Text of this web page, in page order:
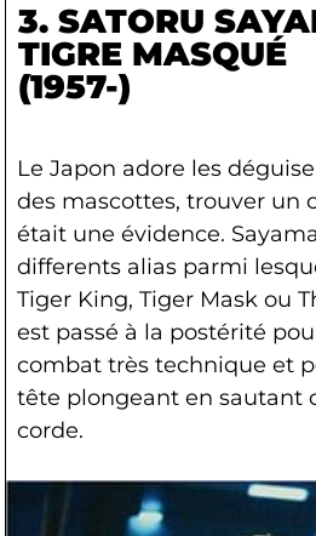
3. SATORU
TIGRE MASQUÉ
(1957-)
Le Japon adore les
des mascottes, trouver un
était une évidence.
differents alias parmi
Tiger King, Tiger Mask ou
est passé à la postérité
combat très technique et
tête plongeant en sautant
corde.